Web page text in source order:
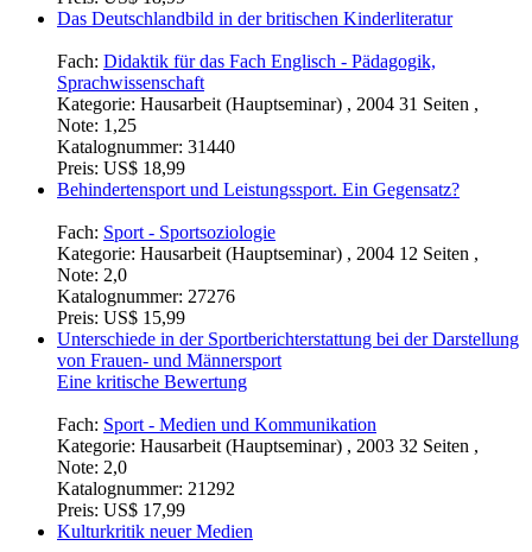
Fach:Geschichte Deutschlands - 1848, Kaiserreich,
Kategorie:Hausarbeit (Hauptseminar) , 2004 31 Seiten ,
Note: 2,0
Katalognummer:31984
Preis: US$ 18,99
Das Deutschlandbild in der britischen Kinderliteratur
Fach:Didaktik für das Fach Englisch - Pädagogik,
Kategorie:Hausarbeit (Hauptseminar) , 2004 31 Seiten ,
Note: 1,25
Katalognummer:
Preis:US$ 18,99
Behindertensport und Leistungssport. Ein Gegensatz?
Fach:Sport - Sportsoziologie
Kategorie:Hausarbeit (Hauptseminar) , 2004 12 Seiten ,
Katalognummer:27276
Preis:US$ 15,99
Unterschiede in der Sportberichterstattung bei der Darstellung
von Frauen- und Männersport
Eine kritische Bewertung